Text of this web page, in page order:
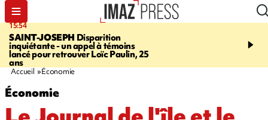
15:54
SAINT-JOSEPH Disparition
inquiétante - un appel à témoins
lancé pour retrouver Loïc Paulin, 25
ans
17:52
dimanche pour
Accueil Économie
Économie